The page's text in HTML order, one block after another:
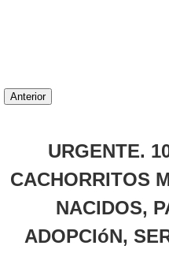
Anterior
URGENTE.
CACHORRITOS
NACIDOS,
ADOPCIóN,